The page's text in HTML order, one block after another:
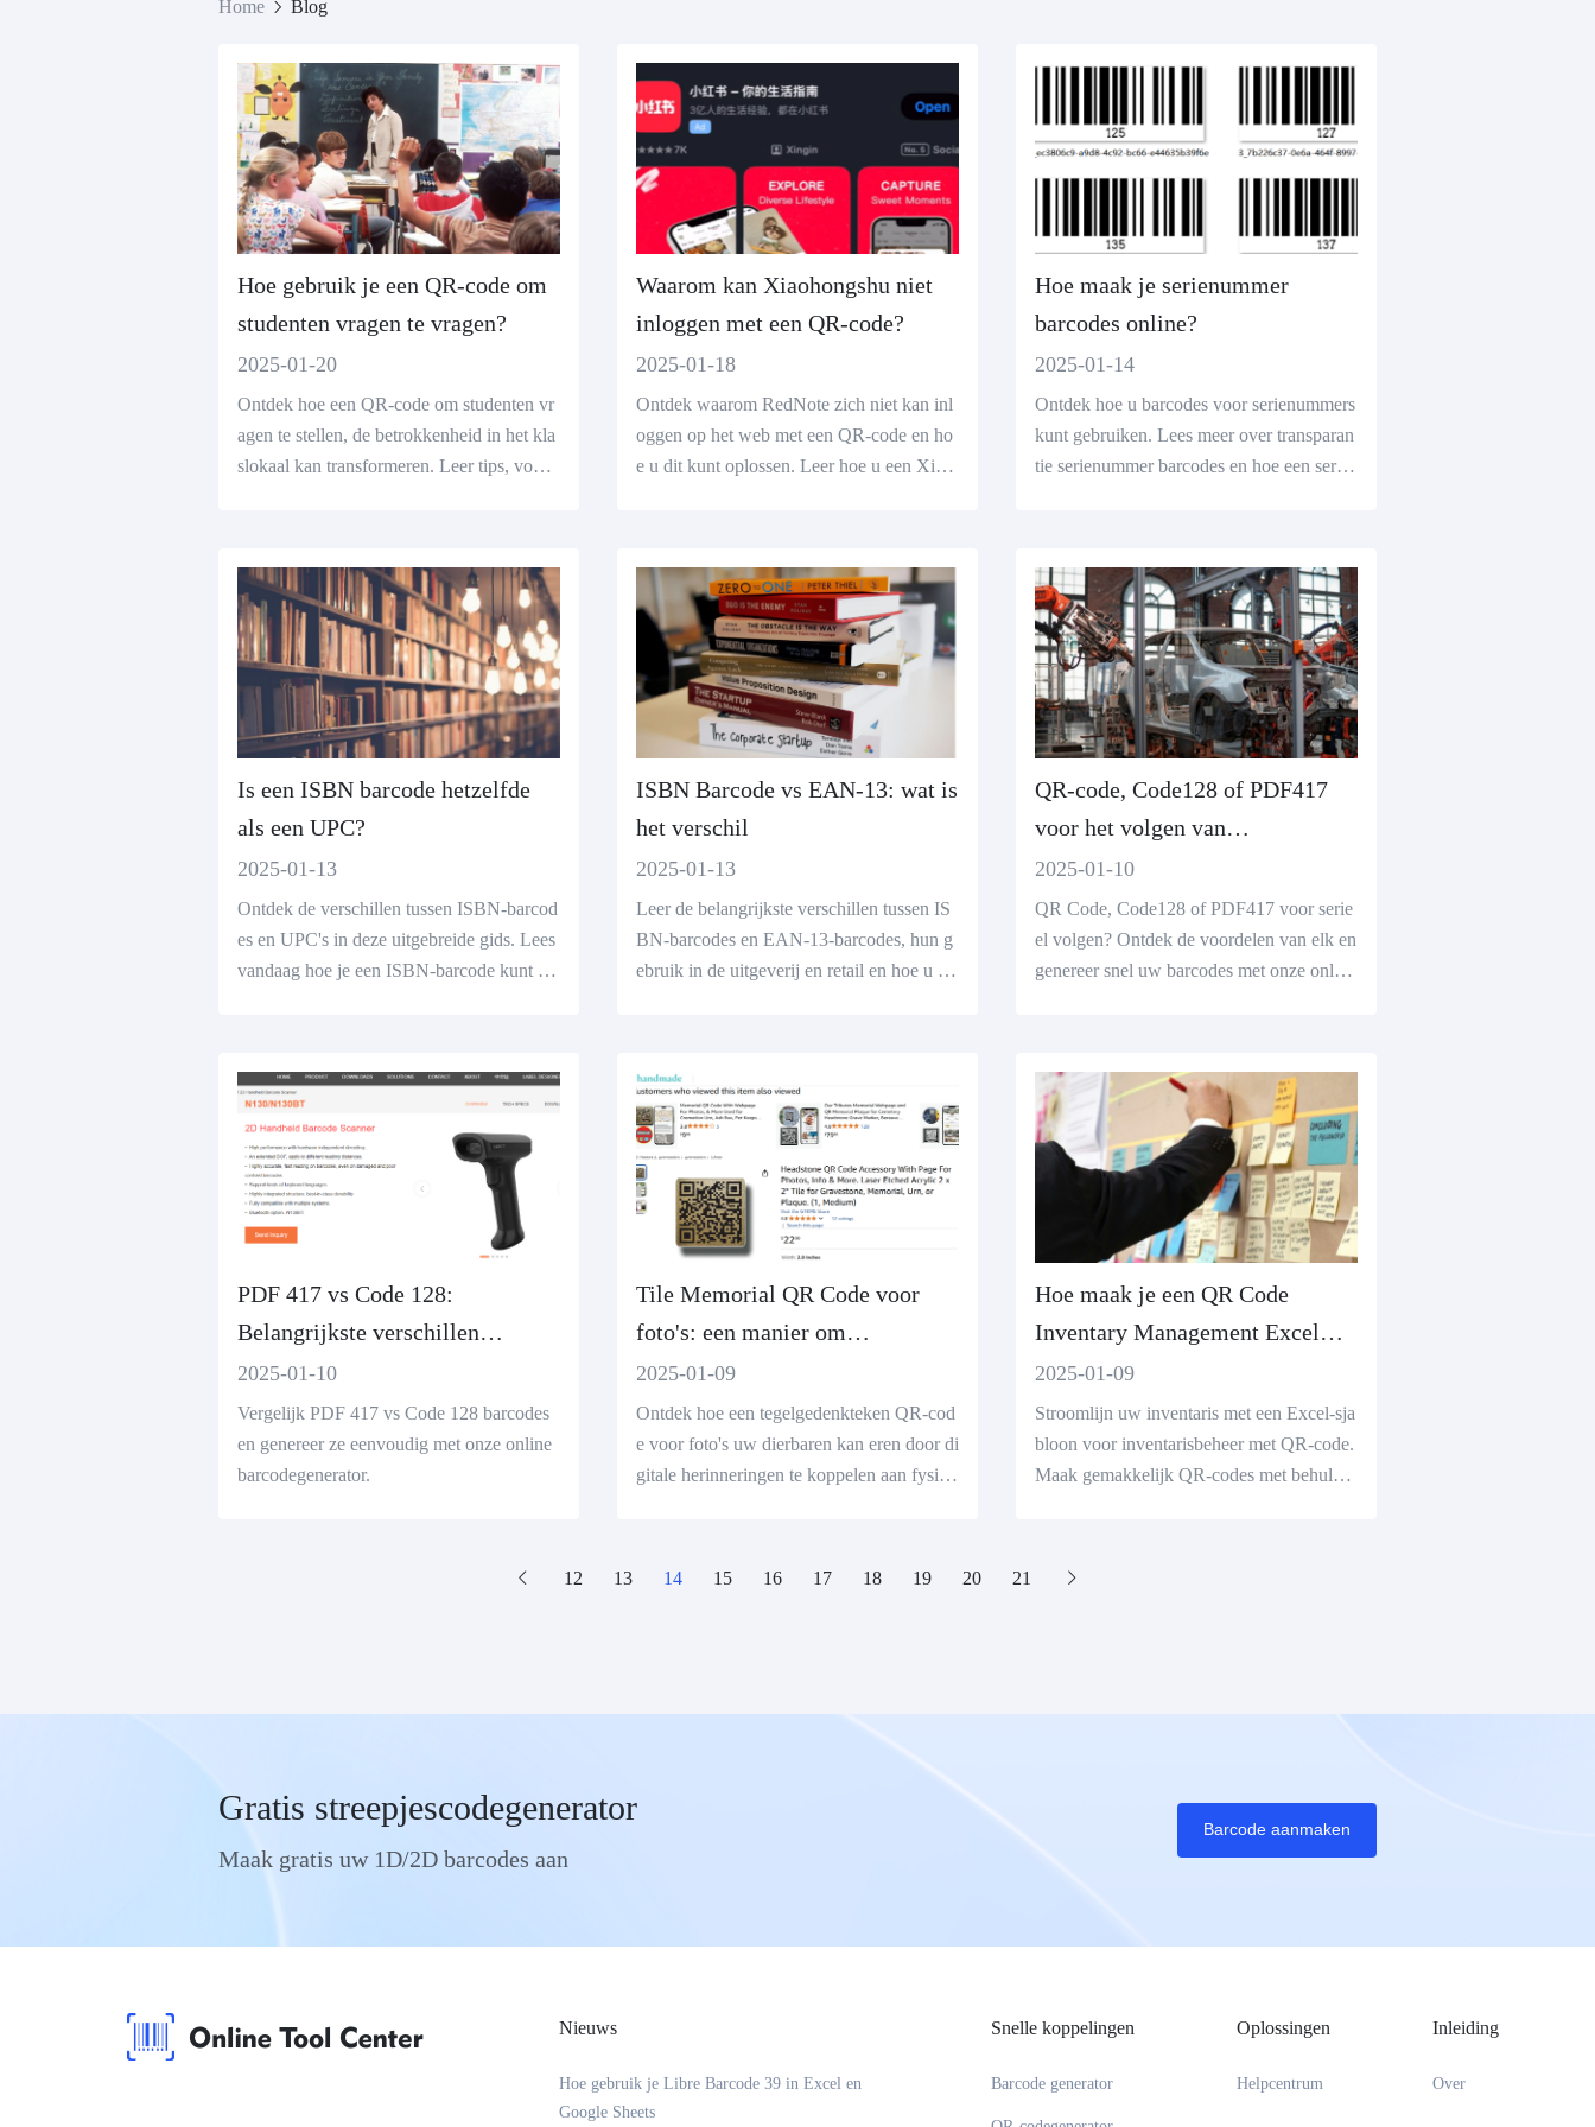
Home Blog
Hoe gebruik je een QR-code om
studenten vragen te vragen?
2025-01-20
Ontdek hoe een QR-code om studenten vr
agen te stellen, de betrokkenheid in het kla
slokaal kan transformeren. Leer tips, voord
Waarom kan Xiaohongshu niet
inloggen met een QR-code?
2025-01-18
Ontdek waarom RedNote zich niet kan inl
oggen op het web met een QR-code en ho
e u dit kunt oplossen. Leer hoe u een Xiao
te maken!
Hoe maak je serienummer
barcodes online?
2025-01-14
Ontdek hoe u barcodes voor serienummers
kunt gebruiken. Lees meer over transparan
tie serienummer barcodes en hoe een serie
Is een ISBN barcode hetzelfde
als een UPC?
2025-01-13
Ontdek de verschillen tussen ISBN-barcod
es en UPC's in deze uitgebreide gids. Lees
vandaag hoe je een ISBN-barcode kunt ma
ISBN Barcode vs EAN-13: wat is
het verschil
2025-01-13
Leer de belangrijkste verschillen tussen IS
BN-barcodes en EAN-13-barcodes, hun g
ebruik in de uitgeverij en retail en hoe u ee
QR-code, Code128 of PDF417
voor het volgen van
serienummers
2025-01-10
QR Code, Code128 of PDF417 voor serie
el volgen? Ontdek de voordelen van elk en
genereer snel uw barcodes met onze online
PDF 417 vs Code 128:
Belangrijkste verschillen
uitgelegd
2025-01-10
Vergelijk PDF 417 vs Code 128 barcodes
en genereer ze eenvoudig met onze online
barcodegenerator.
Tile Memorial QR Code voor
foto's: een manier om
herinneringen te behouden
2025-01-09
Ontdek hoe een tegelgedenkteken QR-cod
e voor foto's uw dierbaren kan eren door di
gitale herinneringen te koppelen aan fysiek
enerator.
Hoe maak je een QR Code
Inventary Management Excel
Template
2025-01-09
Stroomlijn uw inventaris met een Excel-sja
bloon voor inventarisbeheer met QR-code.
Maak gemakkelijk QR-codes met behulp v
12 13 14 15 16 17 18 19 20 21
Gratis streepjescodegenerator
Maak gratis uw 1D/2D barcodes aan
Barcode aanmaken
Nieuws
Hoe gebruik je Libre Barcode 39 in Excel en
Google Sheets
Snelle koppelingen
Barcode generator
Oplossingen
Helpcentrum
Inleiding
Over